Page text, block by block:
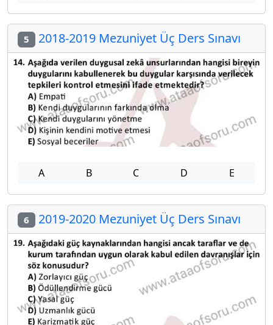
5 2018-2019 Mezuniyet Üç Ders Sınavı
A B C D E
6 2019-2020 Mezuniyet Üç Ders Sınavı